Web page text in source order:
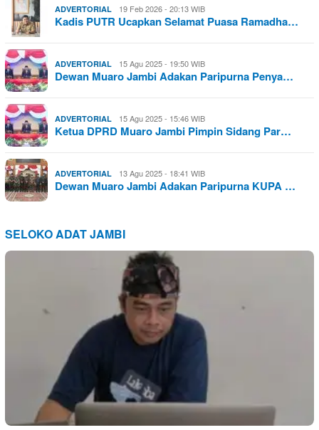
ADVERTORIAL 19 Feb 2026 - 20:13 WIB
Kadis PUTR Ucapkan Selamat Puasa Ramadha…
ADVERTORIAL 15 Agu 2025 - 19:50 WIB
Dewan Muaro Jambi Adakan Paripurna Penya…
ADVERTORIAL 15 Agu 2025 - 15:46 WIB
Ketua DPRD Muaro Jambi Pimpin Sidang Par…
ADVERTORIAL 13 Agu 2025 - 18:41 WIB
Dewan Muaro Jambi Adakan Paripurna KUPA …
SELOKO ADAT JAMBI